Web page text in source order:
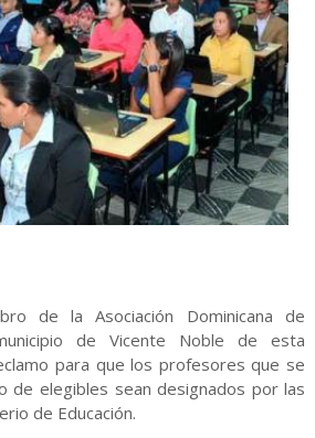
de la Asociación Dominicana de
de Vicente Noble de esta
para que los profesores que se
de elegibles sean designados por las
de Educación.